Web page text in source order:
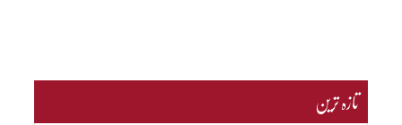
تازہ ترین